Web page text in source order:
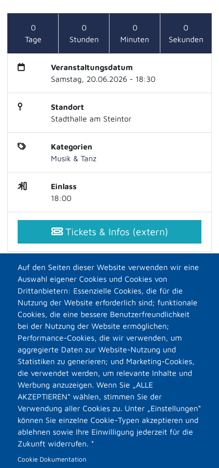
Auf den Seiten dieser Website verwenden wir eine
Auswahl eigener Cookies und Cookies von
Drittanbietern: Essenzielle Cookies, die für die
Nutzung der Website erforderlich sind; funktionale
Cookies, die eine bessere Benutzerfreundlichkeit
bei der Nutzung der Website ermöglichen;
Performance-Cookies, die wir verwenden, um
aggregierte Daten zur Website-Nutzung und
Statistiken zu generieren; und Marketing-Cookies,
die verwendet werden, um relevante Inhalte und
Werbung anzuzeigen. Wenn Sie „ALLE
AKZEPTIEREN“ wählen, stimmen Sie der
Verwendung aller Cookies zu. Unter „Einstellungen“
können Sie einzelne Cookie-Typen akzeptieren und
ablehnen sowie Ihre Einwilligung jederzeit für die
Zukunft widerrufen. *
Cookie Dokumentation
0
Tage
0
Stunden
0
Minuten
0
Sekunden
Veranstaltungsdatum
Samstag, 20.06.2026 - 18:30
Standort
Stadthalle am Steintor
Kategorien
Musik & Tanz
Einlass
18:00
Tickets & Infos (extern)